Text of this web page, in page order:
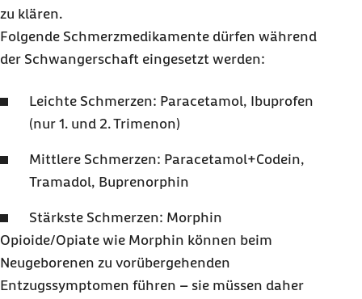
zu klären.
Folgende Schmerzmedikamente dürfen während
der Schwangerschaft eingesetzt werden:
Leichte Schmerzen: Paracetamol, Ibuprofen
(nur 1. und 2. Trimenon)
Mittlere Schmerzen: Paracetamol+Codein,
Tramadol, Buprenorphin
Stärkste Schmerzen: Morphin
Opioide/Opiate wie Morphin können beim
Neugeborenen zu vorübergehenden
Entzugssymptomen führen – sie müssen daher